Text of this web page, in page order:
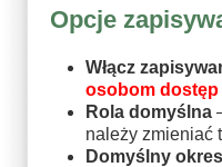
Opcje
Włącz
osobom
Rola domyślna
należy zmieniać
Domyślny